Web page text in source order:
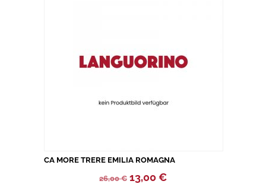
CA MORE TRERE EMILIA ROMAGNA
26,00€ Ursprünglicher
13,00€Aktueller